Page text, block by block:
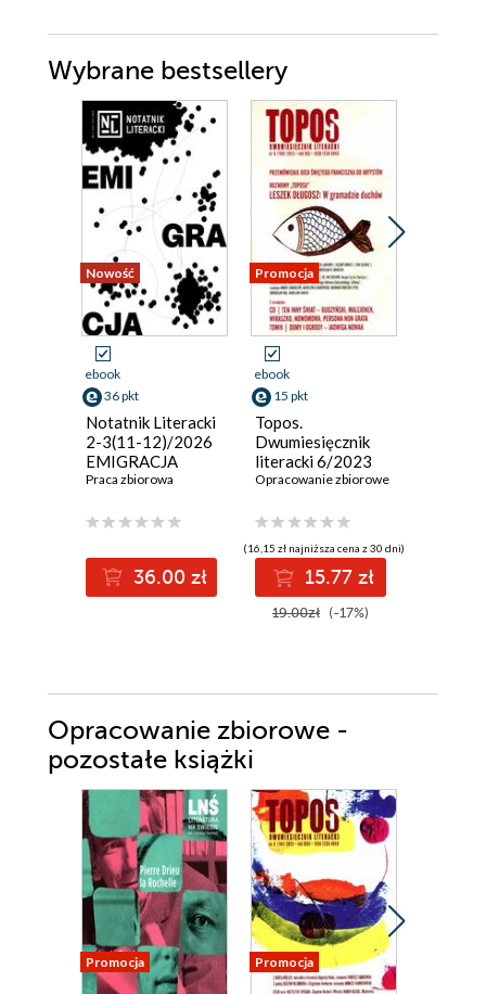
Wybrane bestsellery
Nowość
ebook
36 pkt
Notatnik Literacki
2-3(11-12)/2026
EMIGRACJA
Praca zbiorowa
36.00 zł
Promocja
ebook
15 pkt
Topos.
Dwumiesięcznik
literacki 6/2023
Opracowanie zbiorowe
(16,15 zł najniższa cena z 30 dni)
15.77 zł
19.00zł (-17%)
Opracowanie zbiorowe -
pozostałe książki
Promocja Promocja